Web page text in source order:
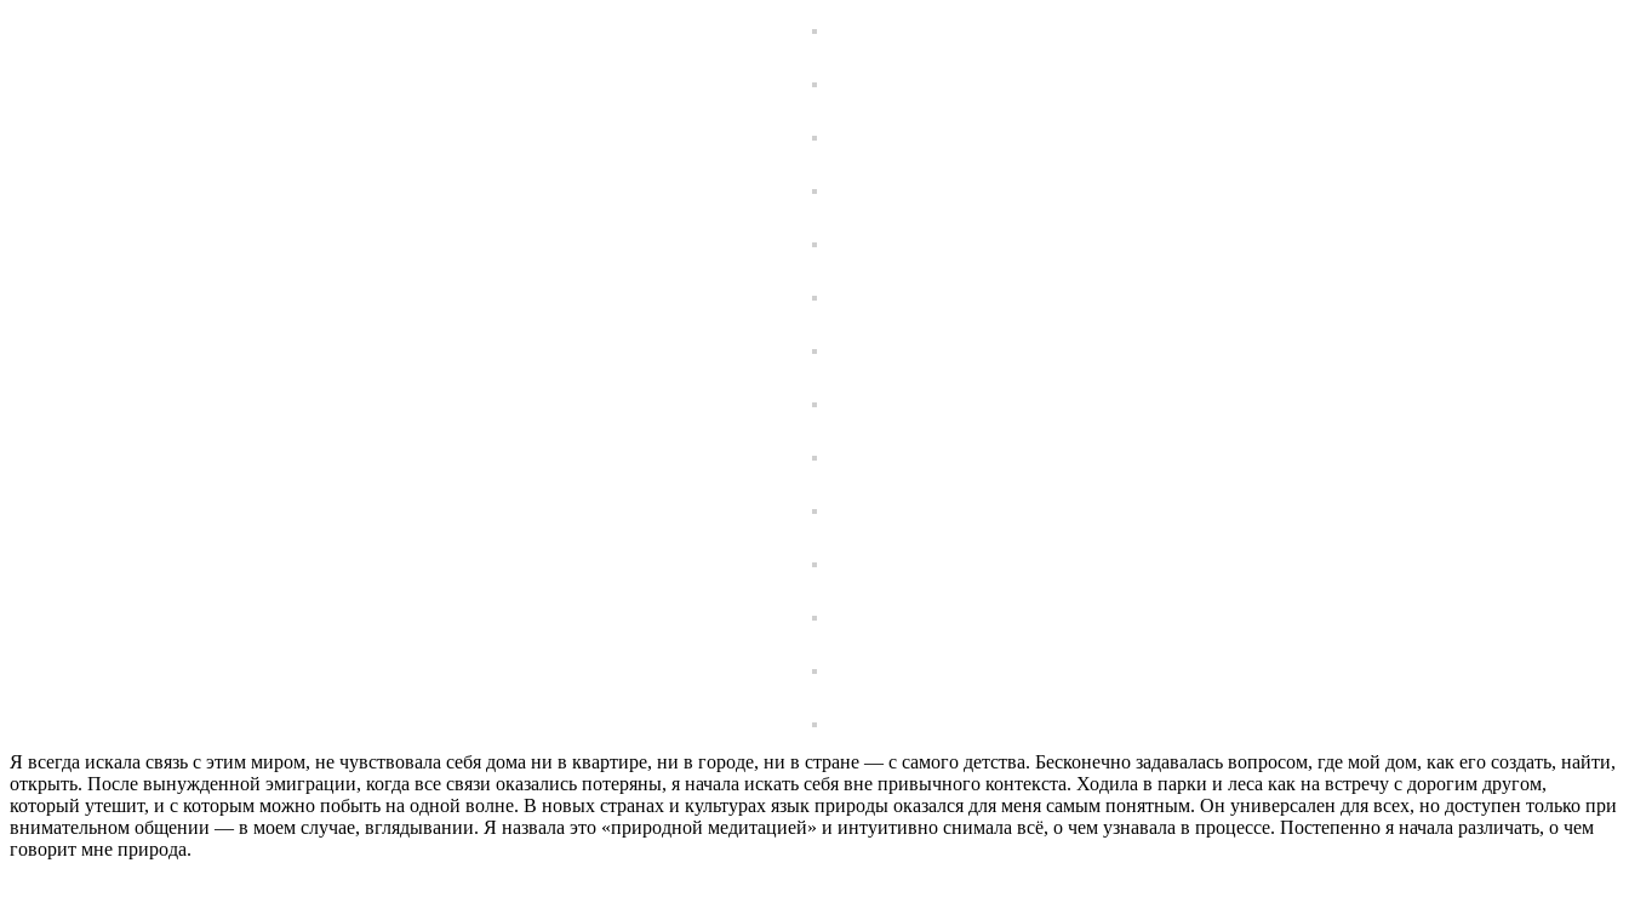
Я всегда искала связь ⁠с этим миром, не чувствовала себя дома ⁠ни в квартире, ни в городе, ⁠ни в стране — с самого детства. Бесконечно задавалась ⁠вопросом, где ⁠мой дом, как его создать, найти,
открыть. После ⁠вынужденной эмиграции, когда все связи ⁠оказались потеряны, я начала искать себя вне привычного контекста. Ходила в парки и леса как на встречу с дорогим другом,
который утешит, и с которым можно побыть на одной волне. В новых странах и культурах язык природы оказался для меня самым понятным. Он универсален для всех, но доступен только при
внимательном общении — в моем случае, вглядывании. Я назвала это «природной медитацией» и интуитивно снимала всё, о чем узнавала в процессе. Постепенно я начала различать, о чем
говорит мне природа.